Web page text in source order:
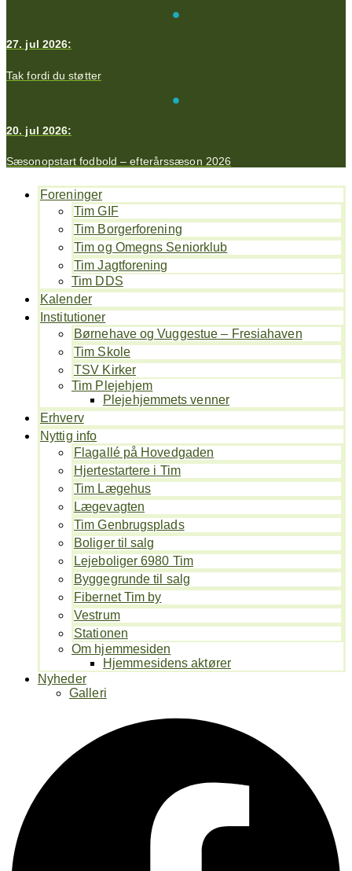
27. jul 2026:
Tak fordi du støtter
20. jul 2026:
Sæsonopstart fodbold – efterårssæson 2026
Foreninger
Tim GIF
Tim Borgerforening
Tim og Omegns Seniorklub
Tim Jagtforening
Tim DDS
Kalender
Institutioner
Børnehave og Vuggestue – Fresiahaven
Tim Skole
TSV Kirker
Tim Plejehjem
Plejehjemmets venner
Erhverv
Nyttig info
Flagallé på Hovedgaden
Hjertestartere i Tim
Tim Lægehus
Lægevagten
Tim Genbrugsplads
Boliger til salg
Lejeboliger 6980 Tim
Byggegrunde til salg
Fibernet Tim by
Vestrum
Stationen
Om hjemmesiden
Hjemmesidens aktører
Nyheder
Galleri